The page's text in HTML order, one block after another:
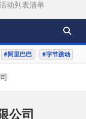
动列表清单
#阿里巴巴 #字节跳动
公司